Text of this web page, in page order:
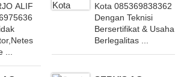
ALIF
Kota 085369838362
Dengan Teknisi
Bersertifikat & Usaha
Berlegalitas ...